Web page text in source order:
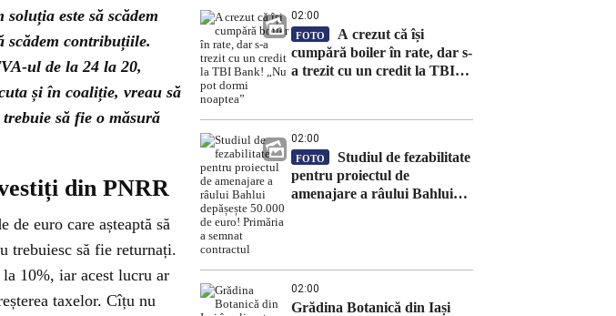
este să scădem
contribuțiile.
ul de la 24 la 20,
și în coaliție, vreau să
să fie o măsură
din PNRR
euro care așteaptă să
trebuiesc să fie returnați.
10%, iar acest lucru ar
taxelor. Cîțu nu
02:00
FOTO
A crezut că își
cumpără boiler în rate, dar s-
a trezit cu un credit la TBI
02:00
FOTO
Studiul de fezabilitate
pentru proiectul de
amenajare a râului Bahlui
02:00
Grădina Botanică din Iași